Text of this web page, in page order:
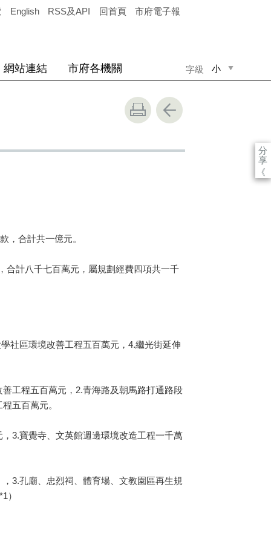
English RSS及API 回首頁 市府電子報
字級 小
網站連結 市府各機關
分
享
《
合計共一億元。
計八千七百萬元，屬規劃經費四項共一千
區環境改善工程五百萬元，4.繼光街延伸
工程五百萬元，2.青海路及朝馬路打通路段
五百萬元。
3.寶覺寺、文英館週邊環境改造工程一千萬
3.孔廟、忠烈祠、體育場、文教園區再生規
）